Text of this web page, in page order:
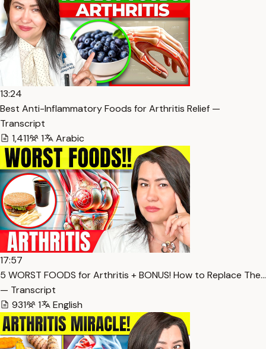
13:24
Best Anti-Inflammatory Foods for Arthritis Relief —
Transcript
1,411
1 Arabic
17:57
5 WORST FOODS for Arthritis + BONUS! How to Replace The…
— Transcript
931
1 English